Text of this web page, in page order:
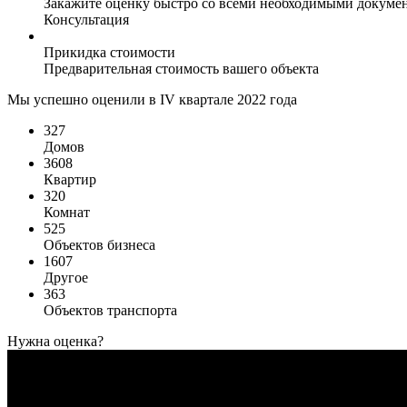
Закажите оценку быстро со всеми необходимыми
Консультация
Прикидка стоимости
Предварительная стоимость вашего объекта
Мы успешно оценили в IV квартале 2022 года
327
Домов
3608
Квартир
320
Комнат
525
Объектов бизнеса
1607
Другое
363
Объектов транспорта
Нужна оценка?